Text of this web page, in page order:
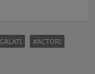
GALATI
ACTORI